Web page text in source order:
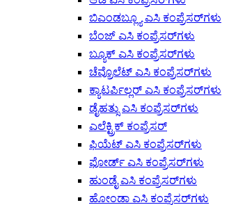
ಬಿಎಂಡಬ್ಲ್ಯೂ ಎಸಿ ಕಂಪ್ರೆಸರ್‌ಗಳು
ಬೆಂಜ್ ಎಸಿ ಕಂಪ್ರೆಸರ್‌ಗಳು
ಬ್ಯೂಕ್ ಎಸಿ ಕಂಪ್ರೆಸರ್‌ಗಳು
ಚೆವ್ರೊಲೆಟ್ ಎಸಿ ಕಂಪ್ರೆಸರ್‌ಗಳು
ಕ್ಯಾಟರ್ಪಿಲ್ಲರ್ ಎಸಿ ಕಂಪ್ರೆಸರ್‌ಗಳು
ಡೈಹತ್ಸು ಎಸಿ ಕಂಪ್ರೆಸರ್‌ಗಳು
ಎಲೆಕ್ಟ್ರಿಕ್ ಕಂಪ್ರೆಸರ್
ಫಿಯೆಟ್ ಎಸಿ ಕಂಪ್ರೆಸರ್‌ಗಳು
ಫೋರ್ಡ್ ಎಸಿ ಕಂಪ್ರೆಸರ್‌ಗಳು
ಹುಂಡೈ ಎಸಿ ಕಂಪ್ರೆಸರ್‌ಗಳು
ಹೋಂಡಾ ಎಸಿ ಕಂಪ್ರೆಸರ್‌ಗಳು